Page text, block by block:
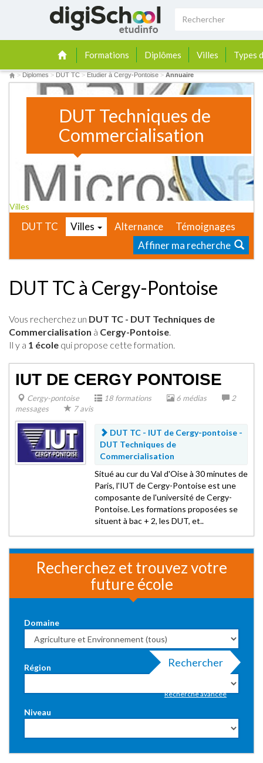
Formations Diplômes Villes Types
> Diplomes > DUT TC > Etudier à Cergy-Pontoise > Annuaire
DUT Techniques de
Commercialisation
Villes
DUT TC Villes Alternance
Témoignages
Affiner ma recherche
DUT TC à Cergy-Pontoise
Vous recherchez un DUT TC - DUT Techniques de
Commercialisation à Cergy-Pontoise.
Il y a 1 école qui propose cette formation.
IUT DE CERGY PONTOISE
Cergy-pontoise 18 formations 6 médias
2
messages
7 avis
DUT TC - IUT de Cergy-pontoise -
DUT Techniques de
Commercialisation
Situé au cur du Val d'Oise à 30 minutes de
Paris, l'IUT de Cergy-Pontoise est une
composante de l'université de Cergy-
Pontoise. Les formations proposées se
situent à bac + 2, les DUT, et..
Recherchez et trouvez votre
future école
Domaine
Région
Niveau
Rechercher
Recherche avancée